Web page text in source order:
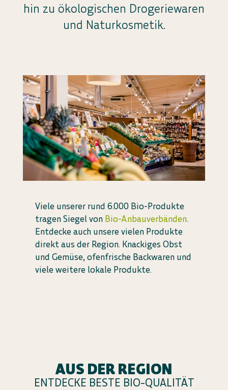
hin zu ökologischen Drogeriewaren
und Naturkosmetik.
Viele unserer rund 6.000 Bio-Produkte
tragen Siegel von Bio-Anbauverbänden.
Entdecke auch unsere vielen Produkte
direkt aus der Region. Knackiges Obst
und Gemüse, ofenfrische Backwaren und
viele weitere lokale Produkte.
AUS DER REGION
ENTDECKE BESTE BIO-QUALITÄT